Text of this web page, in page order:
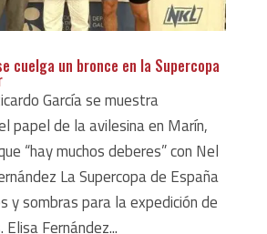
cuelga un bronce en la Supercopa
García se muestra
papel de la avilesina en Marín,
“hay muchos deberes” con Nel
La Supercopa de España
y sombras para la expedición de
Elisa Fernández...